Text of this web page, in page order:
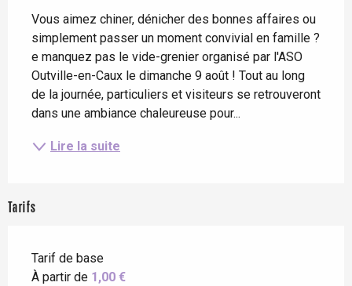
Vous aimez chiner, dénicher des bonnes affaires ou
simplement passer un moment convivial en famille ?
e manquez pas le vide-grenier organisé par l'ASO
Outville-en-Caux le dimanche 9 août ! Tout au long
de la journée, particuliers et visiteurs se retrouveront
dans une ambiance chaleureuse pour...
Lire la suite
Tarifs
Tarif de base
À partir de 1,00 €